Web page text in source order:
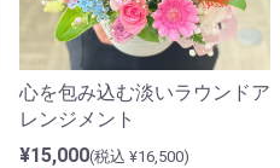
心を包み込む淡いラウンドア
レンジメント
¥15,000(税込 ¥16,500)